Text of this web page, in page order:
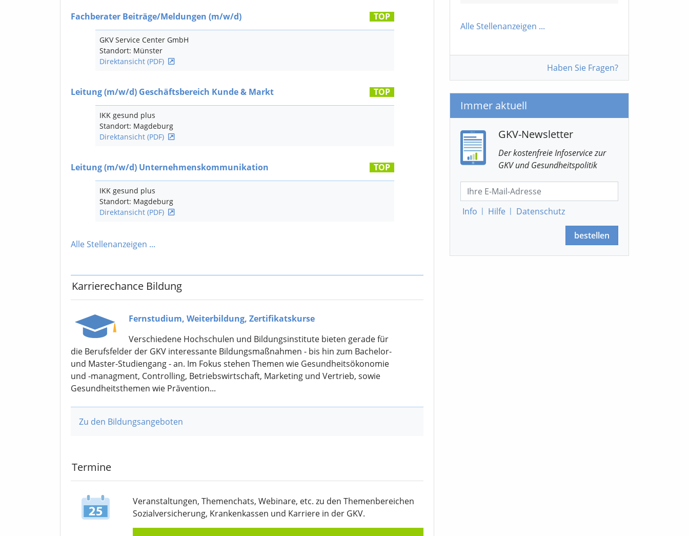
Fachberater Beiträge/Meldungen (m/w/d) TOP
GKV Service Center GmbH
Standort: Münster
Direktansicht (PDF)
Leitung(m/w/d) Geschäftsbereich Kunde & Markt TOP
IKK gesund plus
Standort: Magdeburg
Direktansicht (PDF)
Leitung(m/w/d) Unternehmenskommunikation TOP
IKK gesund plus
Standort: Magdeburg
Direktansicht (PDF)
Alle Stellenanzeigen ...
Karrierechance Bildung
Fernstudium, Weiterbildung, Zertifikatskurse
Verschiedene Hochschulen und Bildungsinstitute bieten gerade für
die Berufsfelder der GKV interessante Bildungsmaßnahmen - bis hin zum Bachelor-
und Master-Studiengang - an. Im Fokus stehen Themen wie Gesundheitsökonomie
und -managment, Controlling, Betriebswirtschaft, Marketing und Vertrieb, sowie
Gesundheitsthemen wie Prävention...
Zu den Bildungsangeboten
Termine
Veranstaltungen, Themenchats, Webinare, etc. zu den Themen­bereichen
Sozialver­sicherung, Krankenkassen und Karriere in der GKV.
Alle Stellenanzeigen ...
Haben Sie Fragen?
Immer aktuell
GKV-Newsletter
Der kostenfreie Infoservicezur
GKVund Gesundheitspolitik
Info | Hilfe | Datenschutz
bestellen